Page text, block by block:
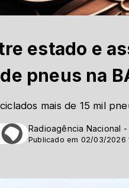
estado e
pneus na
mais de 15 mil
Radioagência Nacional -
Publicado em 02/03/2026